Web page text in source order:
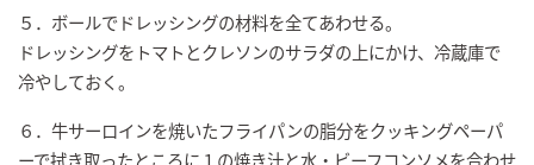
５．ボールでドレッシングの材料を全てあわせる。
ドレッシングをトマトとクレソンのサラダの上にかけ、冷蔵庫で
冷やしておく。
６．牛サーロインを焼いたフライパンの脂分をクッキングペーパ
ーで拭き取ったところに１の焼き汁と水・ビーフコンソメを合わせ